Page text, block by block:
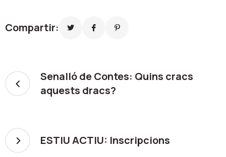
Compartir:
Senalló de Contes: Quins cracs
aquests dracs?
ESTIU ACTIU: Inscripcions